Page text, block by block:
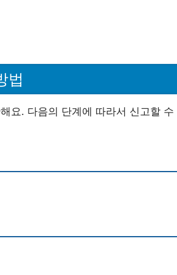
법
요. 다음의 단계에 따라서 신고할 수